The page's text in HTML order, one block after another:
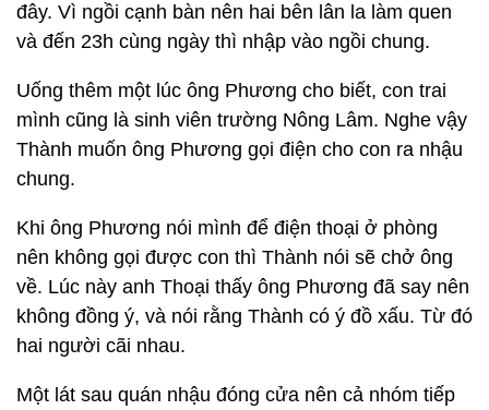
đây. Vì ngồi cạnh bàn nên hai bên lân la làm quen
và đến 23h cùng ngày thì nhập vào ngồi chung.
Uống thêm một lúc ông Phương cho biết, con trai
mình cũng là sinh viên trường Nông Lâm. Nghe vậy
Thành muốn ông Phương gọi điện cho con ra nhậu
chung.
Khi ông Phương nói mình để điện thoại ở phòng
nên không gọi được con thì Thành nói sẽ chở ông
về. Lúc này anh Thoại thấy ông Phương đã say nên
không đồng ý, và nói rằng Thành có ý đồ xấu. Từ đó
hai người cãi nhau.
Một lát sau quán nhậu đóng cửa nên cả nhóm tiếp